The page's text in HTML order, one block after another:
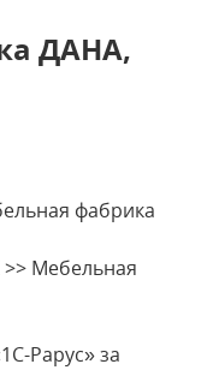
ДАНА,
фабрика
>> Мебельная
Рарус» за